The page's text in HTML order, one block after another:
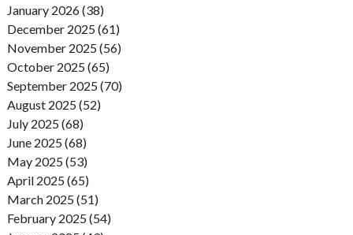
January 2026 (38)
December 2025 (61)
November 2025 (56)
October 2025 (65)
September 2025 (70)
August 2025 (52)
July 2025 (68)
June 2025 (68)
May 2025 (53)
April 2025 (65)
March 2025 (51)
February 2025 (54)